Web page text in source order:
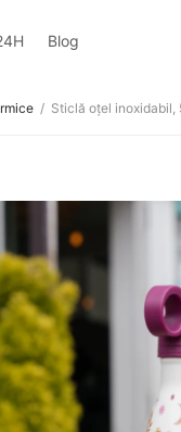
Blog
/ Sticlă oțel inoxidabil,